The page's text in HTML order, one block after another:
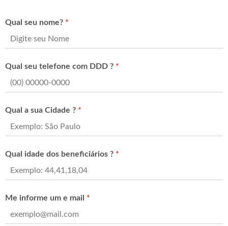
Qual seu nome? *
Qual seu telefone com DDD ? *
Qual a sua Cidade ? *
Qual idade dos beneficiários ? *
Me informe um e mail *